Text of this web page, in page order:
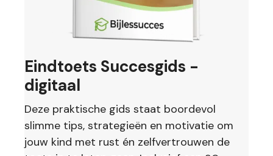
Eindtoets Succesgids -
digitaal
Deze praktische gids staat boordevol
slimme tips, strategieën en motivatie om
jouw kind met rust én zelfvertrouwen de